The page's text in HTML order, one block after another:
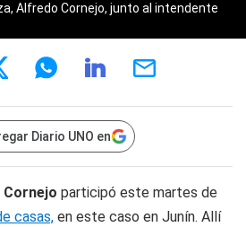
Alfredo Cornejo, junto al intendente
Diario UNO en
participó este martes de
casas, en este caso en Junín. Allí